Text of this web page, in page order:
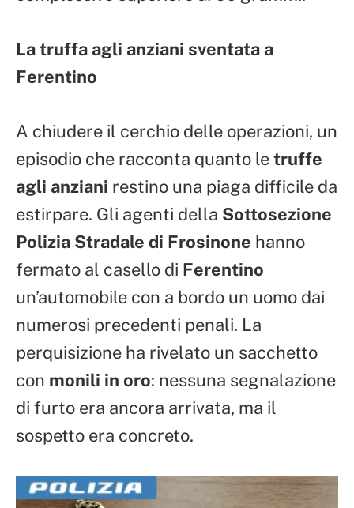
La truffa agli anziani sventata a
Ferentino
A chiudere il cerchio delle operazioni, un
episodio che racconta quanto letruffe
agli anziani restino una piaga difficile da
estirpare. Gli agenti della Sottosezione
Polizia Stradale di Frosinone hanno
fermato al casello di Ferentino
un’automobile con a bordo un uomo dai
numerosi precedenti penali. La
perquisizione ha rivelato un sacchetto
con monili in oro: nessuna segnalazione
di furto era ancora arrivata, ma il
sospetto era concreto.